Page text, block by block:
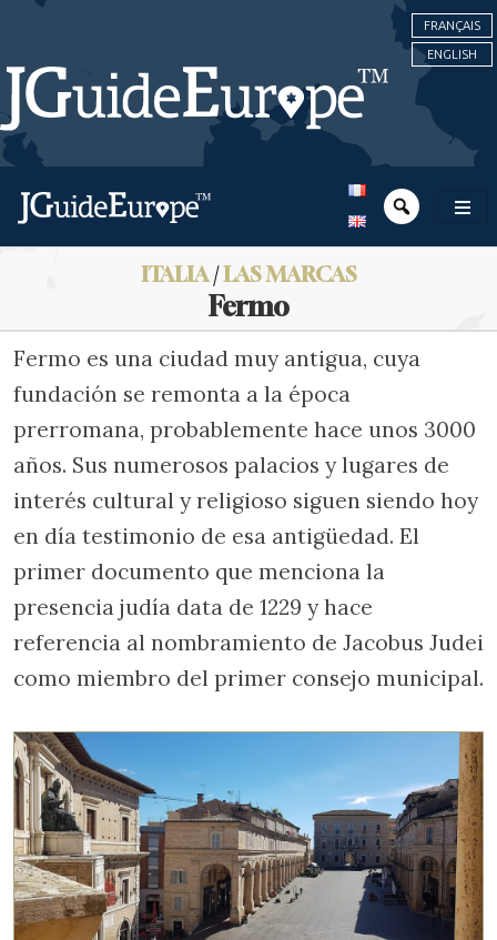
FRANÇAIS
ENGLISH
ITALIA/LAS MARCAS
Fermo
Fermo es una ciudad muy antigua, cuya
fundación se remonta a la época
prerromana, probablemente hace unos 3000
años. Sus numerosos palacios y lugares de
interés cultural y religioso siguen siendo hoy
en día testimonio de esa antigüedad. El
primer documento que menciona la
presencia judía data de 1229 y hace
referencia al nombramiento de Jacobus Judei
como miembro del primer consejo municipal.